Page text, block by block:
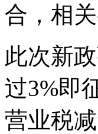
合，相
此次新
过3%即
营业税减